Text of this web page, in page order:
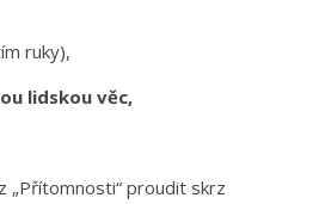
ruky),
lidskou věc,
„Přítomnosti“ proudit skrz